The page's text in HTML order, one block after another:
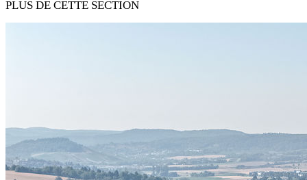
PLUS DE CETTE SECTION